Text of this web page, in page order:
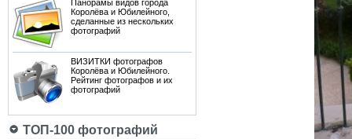
Панорамы видов города
Королёва и Юбилейного,
сделанные из нескольких
фотографий
ВИЗИТКИ фотографов
Королёва и Юбилейного.
Рейтинг фотографов и их
фотографий
ТОП-100 фотографий